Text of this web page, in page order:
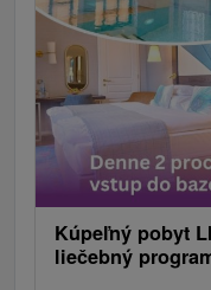
Kúpeľný pobyt
liečebný